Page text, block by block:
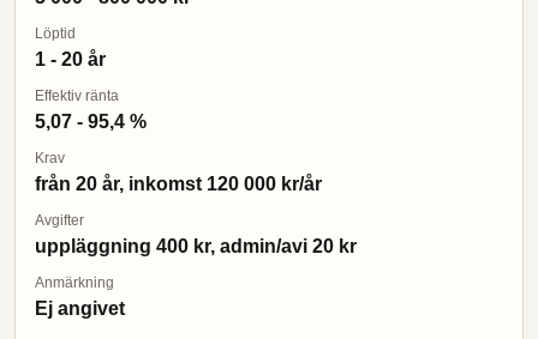
Löptid
1 - 20 år
Effektiv ränta
5,07 - 95,4 %
Krav
från 20 år, inkomst 120 000 kr/år
Avgifter
uppläggning 400 kr, admin/avi 20 kr
Anmärkning
Ej angivet